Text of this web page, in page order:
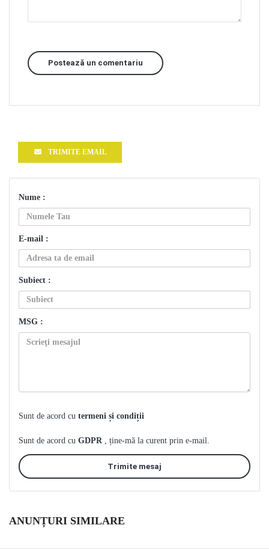
Postează un comentariu
TRIMITE EMAIL
Nume :
E-mail :
Subiect :
MSG :
Sunt de acord cu termeni și condiții
Sunt de acord cu GDPR , ține-mă la curent prin e-mail.
Trimite mesaj
ANUNȚURI SIMILARE